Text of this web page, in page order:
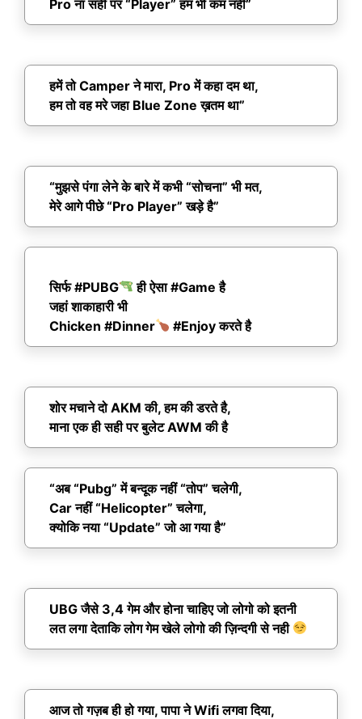
Pro ना सही पर “Player” हम भी कम नहीं”
हमें तो Camper ने मारा, Pro में कहा दम था,
हम तो वह मरे जहा Blue Zone ख़तम था”
“मुझसे पंगा लेने के बारे में कभी “सोचना” भी मत,
मेरे आगे पीछे “Pro Player” खड़े है”
सिर्फ #PUBG
ही ऐसा #Game है
जहां शाकाहारी भी
Chicken #Dinner
#Enjoy करते है
शोर मचाने दो AKM की, हम की डरते है,
माना एक ही सही पर बुलेट AWM की है
“अब “Pubg” में बन्दूक नहीं “तोप” चलेगी,
Car नहीं “Helicopter” चलेगा,
क्योकि नया “Update” जो आ गया है”
UBG जैसे 3,4 गेम और होना चाहिए जो लोगो को इतनी
लत लगा देताकि लोग गेम खेले लोगो की ज़िन्दगी से नही
आज तो गज़ब ही हो गया, पापा ने Wifi लगवा दिया,